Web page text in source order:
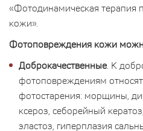
«Фотодинамическая
кожи».
Фотоповреждения кожи
Доброкачественные. К
фотоповреждениям
фотостарения: морщины,
ксероз, себорейный
эластоз, гиперплазия